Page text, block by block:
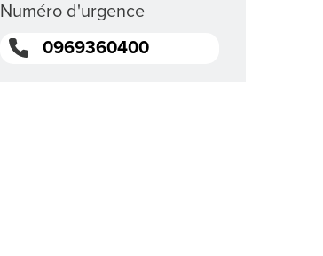
Numéro d'urgence
0969360400